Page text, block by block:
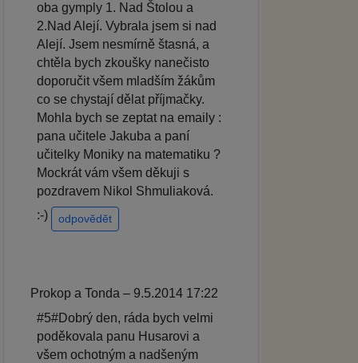
oba gymply 1. Nad Štolou a
2.Nad Alejí. Vybrala jsem si nad
Alejí. Jsem nesmírně štasná, a
chtěla bych zkoušky nanečisto
doporučit všem mladším žákům
co se chystají dělat příjmačky.
Mohla bych se zeptat na emaily :
pana učitele Jakuba a paní
učitelky Moniky na matematiku ?
Mockrát vám všem děkuji s
pozdravem Nikol Shmuliaková.
:-)
odpovědět
Prokop a Tonda – 9.5.2014 17:22
#5#Dobrý den, ráda bych velmi
poděkovala panu Husarovi a
všem ochotným a nadšeným